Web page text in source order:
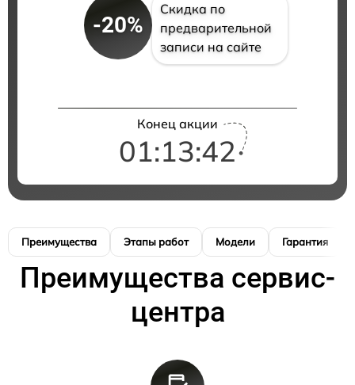
-20%
Скидка по
предварительной
записи на сайте
Конец акции
01:13:41
Преимущества Этапы работ Модели Гарантия
Преимущества сервис-
центра